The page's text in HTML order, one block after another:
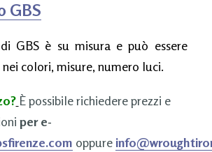
GBS
GBS è su misura e può essere
colori, misure, numero luci.
È possibile richiedere prezzi e
per e-
oppure